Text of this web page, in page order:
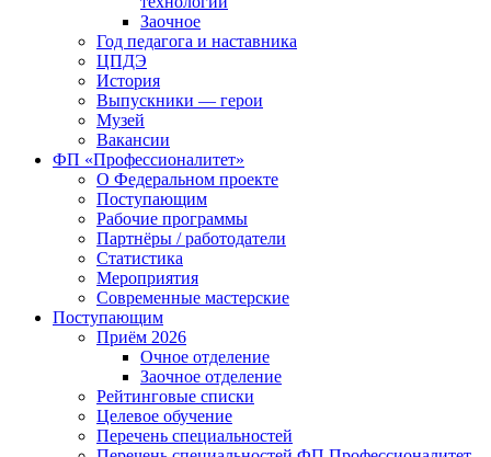
Заочное
Год педагога и наставника
ЦПДЭ
История
Выпускники — герои
Музей
Вакансии
ФП «Профессионалитет»
О Федеральном проекте
Поступающим
Рабочие программы
Партнёры / работодатели
Статистика
Мероприятия
Современные мастерские
Поступающим
Приём 2026
Очное отделение
Заочное отделение
Рейтинговые списки
Целевое обучение
Перечень специальностей